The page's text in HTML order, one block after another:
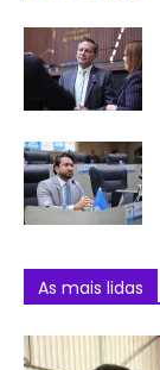
As mais lidas